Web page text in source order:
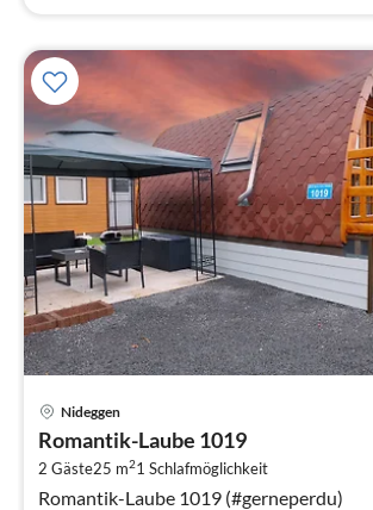
Nideggen
Romantik-Laube 1019
2 Gäste25 m21 Schlafmöglichkeit
Romantik-Laube 1019 (#gerneperdu)